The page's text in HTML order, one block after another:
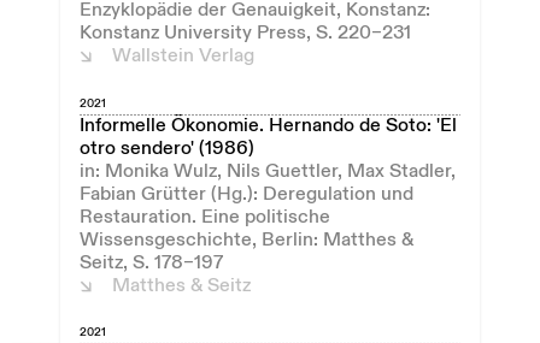
Enzyklopädie der Genauigkeit, Konstanz:
Konstanz University Press, S. 220–231
Wallstein Verlag
2021
Informelle Ökonomie. Hernando de Soto: 'El
otro sendero' (1986)
in: Monika Wulz, Nils Guettler, Max Stadler,
Fabian Grütter (Hg.): Deregulation und
Restauration. Eine politische
Wissensgeschichte, Berlin: Matthes &
Seitz, S. 178–197
Matthes & Seitz
2021